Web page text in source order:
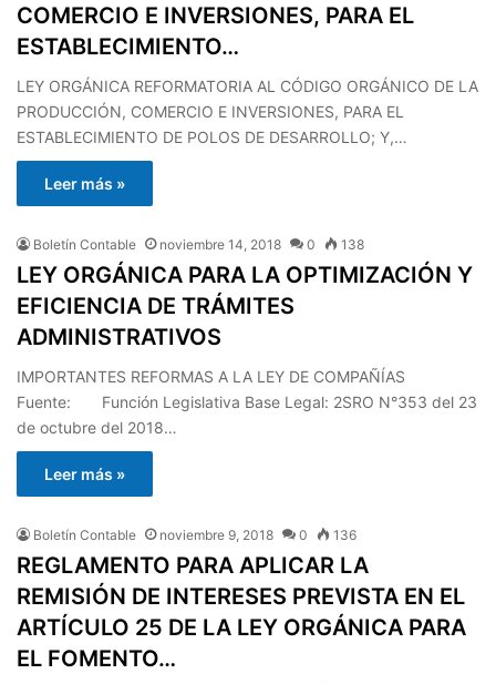
COMERCIO E INVERSIONES, PARA EL
ESTABLECIMIENTO…
LEY ORGÁNICA REFORMATORIA AL CÓDIGO ORGÁNICO DE LA
PRODUCCIÓN, COMERCIO E INVERSIONES, PARA EL
ESTABLECIMIENTO DE POLOS DE DESARROLLO; Y,…
Leer más »
Boletín Contable noviembre 14, 2018 0 138
LEY ORGÁNICA PARA LA OPTIMIZACIÓN Y
EFICIENCIA DE TRÁMITES
ADMINISTRATIVOS
IMPORTANTES REFORMAS A LA LEY DE COMPAÑÍAS
Fuente: Función Legislativa Base Legal: 2SRO N°353 del 23
de octubre del 2018…
Leer más »
Boletín Contable noviembre 9, 2018 0 136
REGLAMENTO PARA APLICAR LA
REMISIÓN DE INTERESES PREVISTA EN EL
ARTÍCULO 25 DE LA LEY ORGÁNICA PARA
EL FOMENTO…